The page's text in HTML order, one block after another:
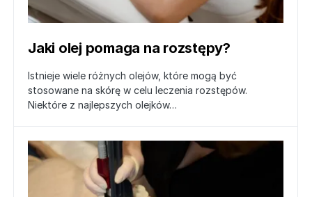
Jaki olej pomaga na rozstępy?
Istnieje wiele różnych olejów, które mogą być
stosowane na skórę w celu leczenia rozstępów.
Niektóre z najlepszych olejków…